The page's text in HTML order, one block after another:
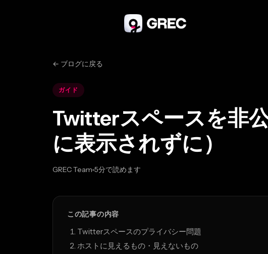
← ブログに戻る
ガイド
Twitterスペースを非
に表示されずに）
GREC Team 5分で読めます
Feb 24, 2026
この記事の内容
Twitterスペースのプライバシー問題
ホストに見えるもの・見えないもの